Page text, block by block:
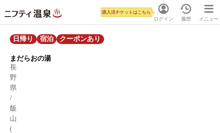
ログイン
購入済チケットはこちら
履歴 メニュー
日帰り 宿泊 クーポンあり
まだらおの湯
長
野
県
/
飯
山
(